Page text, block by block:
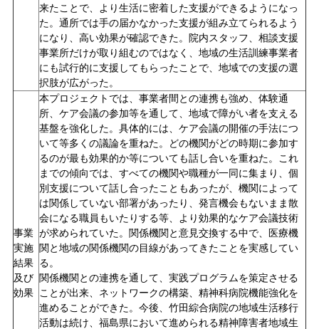
来たことで、より生活に密着した支援ができるようになっ
た。通所では手の届かなかった支援が組み立てられるよう
になり、高い効果が確認できた。院内スタッフ、相談支援
事業所だけが取り組むのではなく、地域の生活訓練事業者
にも試行的に支援してもらったことで、地域での支援の選
択肢が広がった。
事業
実施
結果
及び
効果
本プロジェクトでは、事業者間との連携も強め、体験通
所、ケア会議の参加等を通して、地域で障がい者を支える
基盤を強化した。具体的には、ケア会議の開催の手法につ
いて等多くの議論を重ねた。どの機関がどの時期に参加す
るのが最も効果的か等についても話し合いを重ねた。これ
までの傾向では、すべての機関や職種が一同に集まり、個
別支援について話し合ったこともあったが、機関によって
は関係していない部署があったり、発言機会もないまま散
会になる職員もいたりする等、より効果的なケア会議技術
が求められていた。関係機関と意見交換する中で、医療機
関と地域の関係機関の目線があってきたことを実感してい
る。
関係機関との連携を通して、実践プログラムを策定させる
ことが出来、ネットワークの構築、精神科病院機能強化を
進めることができた。今後、竹田綜合病院の地域生活移行
活動は続け、福島県において進められる精神障害者地域生